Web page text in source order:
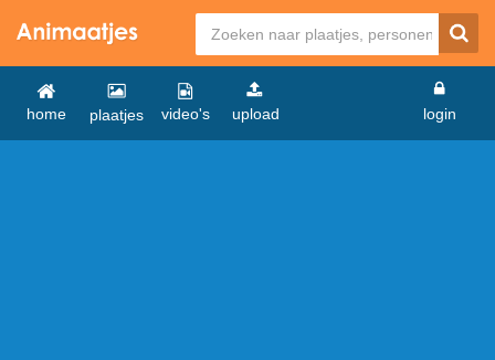
home plaatjes video's upload login